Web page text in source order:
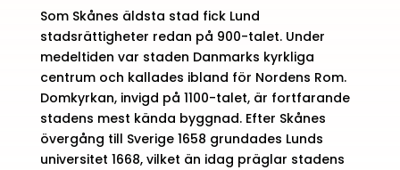
Som Skånes äldsta stad fick Lund
stadsrättigheter redan på 900-talet. Under
medeltiden var staden Danmarks kyrkliga
centrum och kallades ibland för Nordens Rom.
Domkyrkan, invigd på 1100-talet, är fortfarande
stadens mest kända byggnad. Efter Skånes
övergång till Sverige 1658 grundades Lunds
universitet 1668, vilket än idag präglar stadens